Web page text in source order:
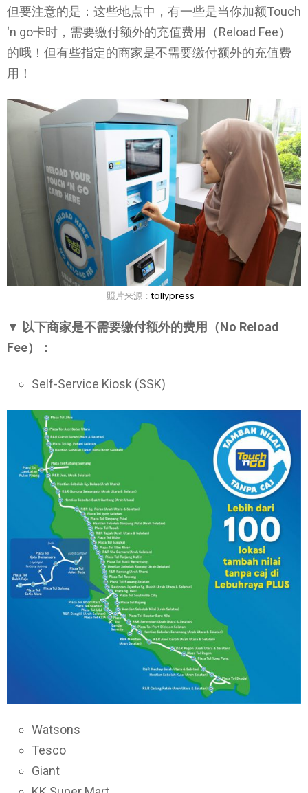
但要注意的是：这些地点中，有一些是当你加额Touch
‘n go卡时，需要缴付额外的充值费用（Reload Fee）
的哦！但有些指定的商家是不需要缴付额外的充值费
用！
照片来源：tallypress
▼ 以下商家是不需要缴付额外的费用（No Reload
Fee）：
Self-Service Kiosk (SSK)
Watsons
Tesco
Giant